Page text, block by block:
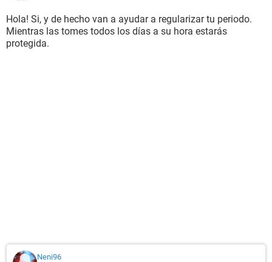
Hola! Si, y de hecho van a ayudar a regularizar tu periodo.
Mientras las tomes todos los días a su hora estarás
protegida.
Neni96